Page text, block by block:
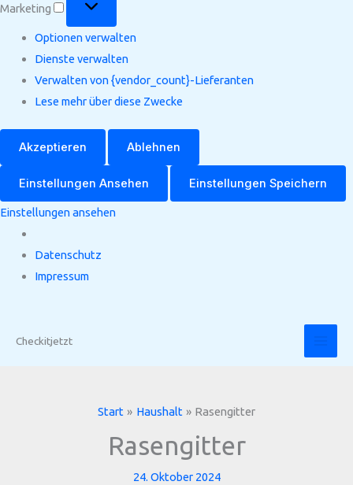
Marketing
Optionen verwalten
Dienste verwalten
Verwalten von {vendor_count}-Lieferanten
Lese mehr über diese Zwecke
Akzeptieren Ablehnen
Einstellungen Ansehen Einstellungen Speichern
Einstellungen ansehen
Datenschutz
Impressum
InhaltCheckitjetzt
Start Haushalt Rasengitter
Rasengitter
24. Oktober 2024